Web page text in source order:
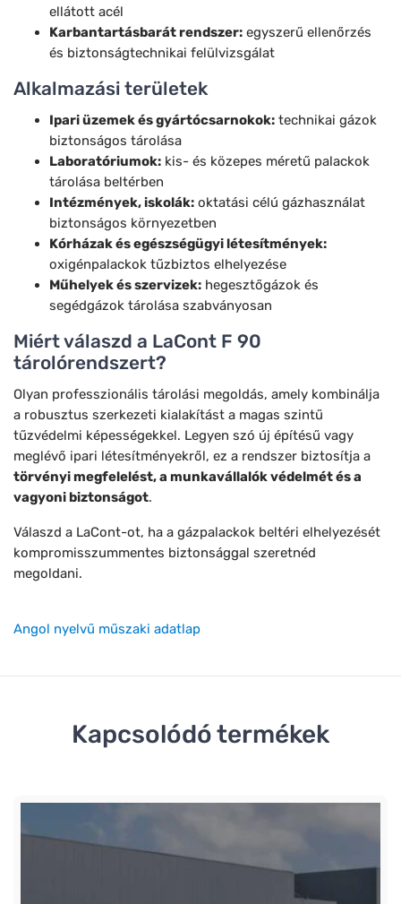
ellátott acél
Karbantartásbarát rendszer: egyszerű ellenőrzés
és biztonságtechnikai felülvizsgálat
Alkalmazási területek
Ipari üzemek és gyártócsarnokok: technikai gázok
biztonságos tárolása
Laboratóriumok: kis- és közepes méretű palackok
tárolása beltérben
Intézmények, iskolák: oktatási célú gázhasználat
biztonságos környezetben
Kórházak és egészségügyi létesítmények:
oxigénpalackok tűzbiztos elhelyezése
Műhelyek és szervizek: hegesztőgázok és
segédgázok tárolása szabványosan
Miért válaszd a LaCont F 90
tárolórendszert?
Olyan professzionális tárolási megoldás, amely kombinálja
a robusztus szerkezeti kialakítást a magas szintű
tűzvédelmi képességekkel. Legyen szó új építésű vagy
meglévő ipari létesítményekről, ez a rendszer biztosítja a
törvényi megfelelést, a munkavállalók védelmét és a
vagyoni biztonságot.
Válaszd a LaCont-ot, ha a gázpalackok beltéri elhelyezését
kompromisszummentes biztonsággal szeretnéd
megoldani.
Angol nyelvű műszaki adatlap
Kapcsolódó termékek